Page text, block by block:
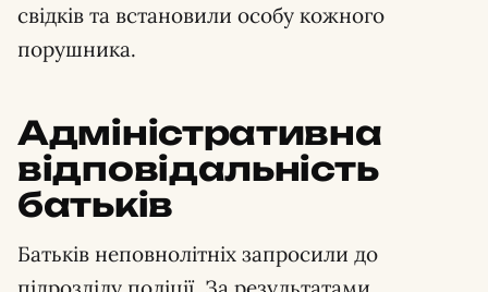
свідків та встановили особу кожного
порушника.
Адміністративна
відповідальність
батьків
Батьків неповнолітніх запросили до